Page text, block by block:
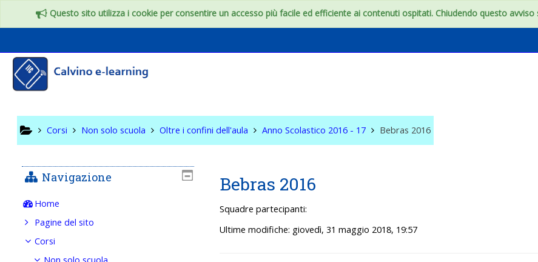
Questo sito utilizza i cookie per consentire un accesso più facile ed efficiente ai contenuti ospitati. Chiudendo questo
Corsi Non solo scuola Oltre i confini dell'aula Anno Scolastico 2016 - 17 Bebras 2016
Bebras 2016
Squadre partecipanti:
Ultime modifiche: giovedì, 31 maggio 2018, 19:57
Navigazione
Home
Pagine del sito
Corsi